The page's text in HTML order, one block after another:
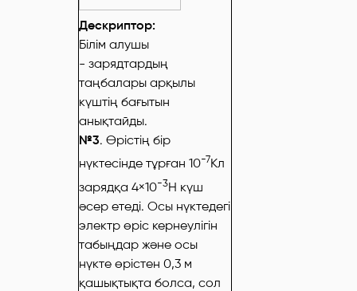
Дескриптор:
Білім алушы
- зарядтардың
таңбалары арқылы
күштің бағытын
анықтайды.
№3. Өрістің бір
нүктесінде тұрған 10-7Кл
зарядқа 4×10-3Н күш
әсер етеді. Осы нүктедегі
электр өріс кернеулігін
табыңдар және осы
нүкте өрістен 0,3 м
қашықтықта болса, сол